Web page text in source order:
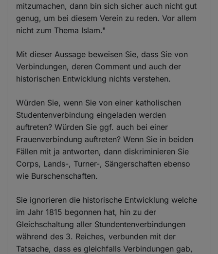
mitzumachen, dann bin sich sicher auch nicht gut
genug, um bei diesem Verein zu reden. Vor allem
nicht zum Thema Islam."
Mit dieser Aussage beweisen Sie, dass Sie von
Verbindungen, deren Comment und auch der
historischen Entwicklung nichts verstehen.
Würden Sie, wenn Sie von einer katholischen
Studentenverbindung eingeladen werden
auftreten? Würden Sie ggf. auch bei einer
Frauenverbindung auftreten? Wenn Sie in beiden
Fällen mit ja antworten, dann diskriminieren Sie
Corps, Lands-, Turner-, Sängerschaften ebenso
wie Burschenschaften.
Sie ignorieren die historische Entwicklung welche
im Jahr 1815 begonnen hat, hin zu der
Gleichschaltung aller Stundentenverbindungen
während des 3. Reiches, verbunden mit der
Tatsache, dass es gleichfalls Verbindungen gab,